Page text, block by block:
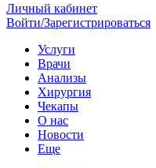
Личный кабинет
Войти/Зарегистрироваться
Услуги
Врачи
Анализы
Хирургия
Чекапы
О нас
Новости
Еще